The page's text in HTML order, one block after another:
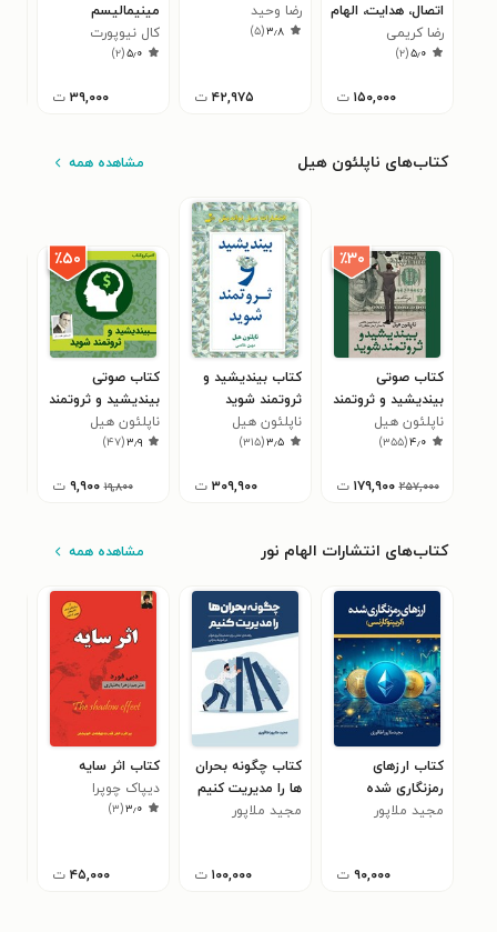
اتصال، هدایت، الهام
رضا کریمی
(کوچیمی)
۵٫۰(۲)
۱۵۰,۰۰۰ ت
رضا وحید
۳٫۸(۵)
۴۲,۹۷۵ ت
مینیمالیسم
دیجیتال (خلاصه
کتاب)
کال نیوپورت
۵٫۰(۲)
۳۹,۰۰۰ ت
کتاب‌های ناپلئون هيل مشاهده همه
٪۳۰
کتاب صوتی
بیندیشید و ثروتمند
شوید
ناپلئون هیل
۴٫۰(۳۵۵)
۲۵۷,۰۰۰ ۱۷۹,۹۰۰ ت
کتاب بیندیشید و
ثروتمند شوید
ناپلئون هیل
۳٫۵(۳۱۵)
۳۰۹,۹۰۰ ت
٪۵۰
کتاب صوتی
بیندیشید و ثروتمند
شوید
ناپلئون هیل
۳٫۹(۴۷)
۱۹,۸۰۰ ۹,۹۰۰ ت
کتاب‌های انتشارات الهام نور مشاهده همه
کتاب ارزهای
رمزنگاری شده
(کریپتوکارنسی)
مجید ملاپور
۹۰,۰۰۰ ت
کتاب چگونه بحران
ها را مدیریت کنیم
مجید ملاپور
۱۰۰,۰۰۰ ت
کتاب اثر سایه
دیپاک چوپرا
۳٫۰(۳)
۴۵,۰۰۰ ت